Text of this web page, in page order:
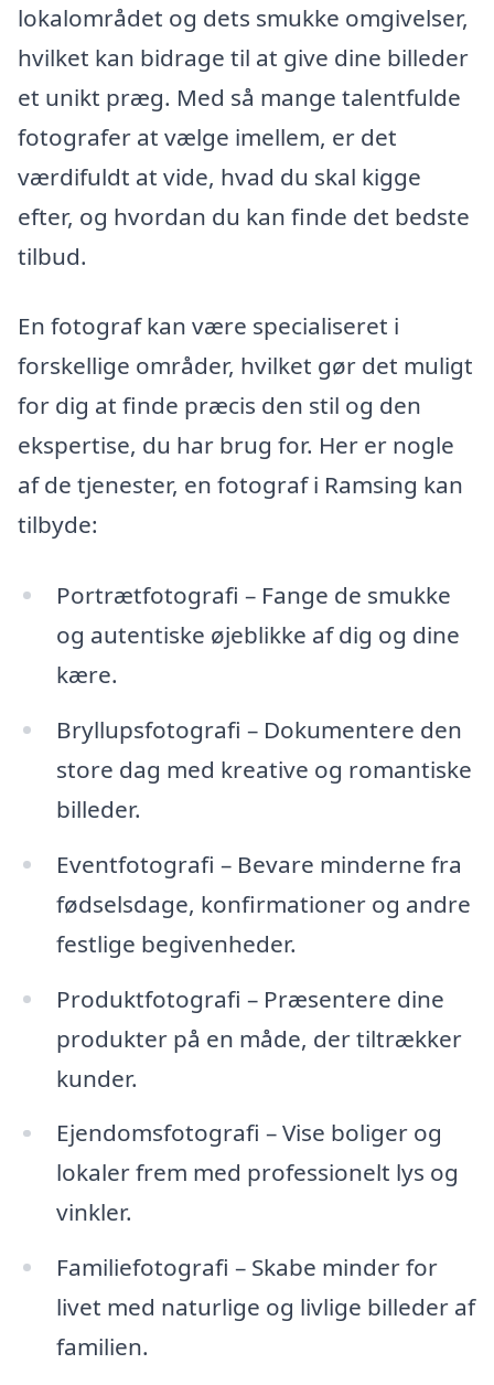
lokalområdet og dets smukke omgivelser,
hvilket kan bidrage til at give dine billeder
et unikt præg. Med så mange talentfulde
fotografer at vælge imellem, er det
værdifuldt at vide, hvad du skal kigge
efter, og hvordan du kan finde det bedste
tilbud.
En fotograf kan være specialiseret i
forskellige områder, hvilket gør det muligt
for dig at finde præcis den stil og den
ekspertise, du har brug for. Her er nogle
af de tjenester, en fotograf i Ramsing kan
tilbyde:
Portrætfotografi – Fange de smukke
og autentiske øjeblikke af dig og dine
kære.
Bryllupsfotografi – Dokumentere den
store dag med kreative og romantiske
billeder.
Eventfotografi – Bevare minderne fra
fødselsdage, konfirmationer og andre
festlige begivenheder.
Produktfotografi – Præsentere dine
produkter på en måde, der tiltrækker
kunder.
Ejendomsfotografi – Vise boliger og
lokaler frem med professionelt lys og
vinkler.
Familiefotografi – Skabe minder for
livet med naturlige og livlige billeder af
familien.